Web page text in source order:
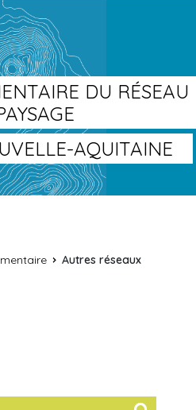
DU RÉSEAU
AQUITAINE
Autres réseaux